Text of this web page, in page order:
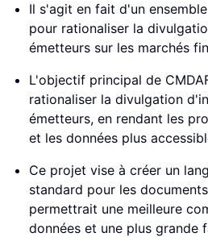
Il s'agit en fait d'un
pour rationaliser la
émetteurs sur les marchés
L'objectif principal de
rationaliser la divulgation
émetteurs, en rendant les
et les données plus
Ce projet vise à créer un
standard pour les
permettrait une meilleure
données et une plus grande